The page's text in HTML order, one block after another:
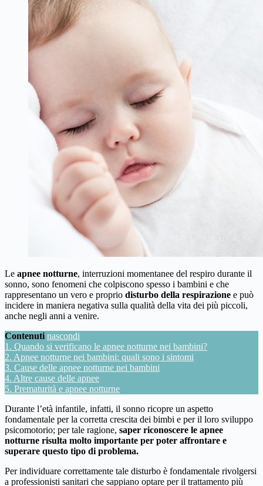
Le apnee notturne, interruzioni momentanee del respiro durante il
sonno, sono fenomeni che colpiscono spesso i bambini e che
rappresentano un vero e proprio disturbo della respirazione e può
incidere in maniera negativa sulla qualità della vita dei più piccoli,
anche negli anni a venire.
Contenuti nascondi
1. Quando si verificano le apnee notturne nei bambini?
2. Apnee notturne nei bambini: quali sono i sintomi
3. Cause delle apnee notturne nei bambini
4. Altre cause delle apnee
5. Prematurità e apnee notturne
Durante l’età infantile, infatti, il sonno ricopre un aspetto
fondamentale per la corretta crescita dei bimbi e per il loro sviluppo
psicomotorio; per tale ragione, saper riconoscere le apnee
notturne risulta molto importante per poter affrontare e
superare questo tipo di problema.
Per individuare correttamente tale disturbo è fondamentale rivolgersi
a professionisti sanitari che sappiano optare per il trattamento più